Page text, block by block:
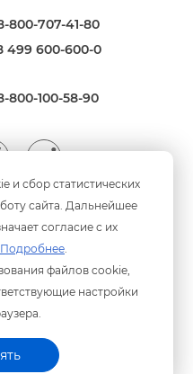
и сбор статистических
сайта. Дальнейшее
согласие с их
Подробнее.
файлов cookie,
настройки
2003-2026 гг.
800-707-41-80
499 600-600-0
800-100-58-90
оплату
картами